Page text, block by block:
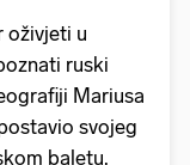
oživjeti u
ruski
Mariusa
svojeg
baletu.